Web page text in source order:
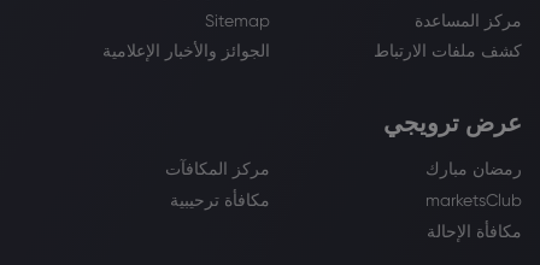
مركز المساعدة
Sitemap
كشف ملفات الارتباط
الجوائز والأخبار الإعلامية
عرض ترويجي
رمضان مبارك
مركز المكافآت
marketsClub
مكافأة ترحيبية
مكافأة الإحالة